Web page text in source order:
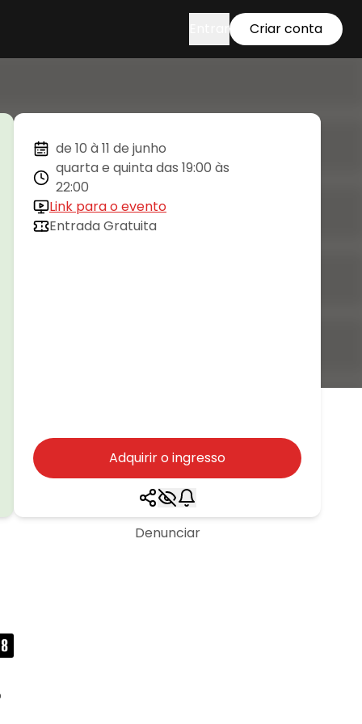
Criar conta
de 10 à 11 de junho
quarta e quinta das 19:00 às
22:00
Link para o evento
Entrada Gratuita
Adquirir o ingresso
Denunciar